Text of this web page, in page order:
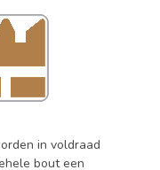
in voldraad
bout een